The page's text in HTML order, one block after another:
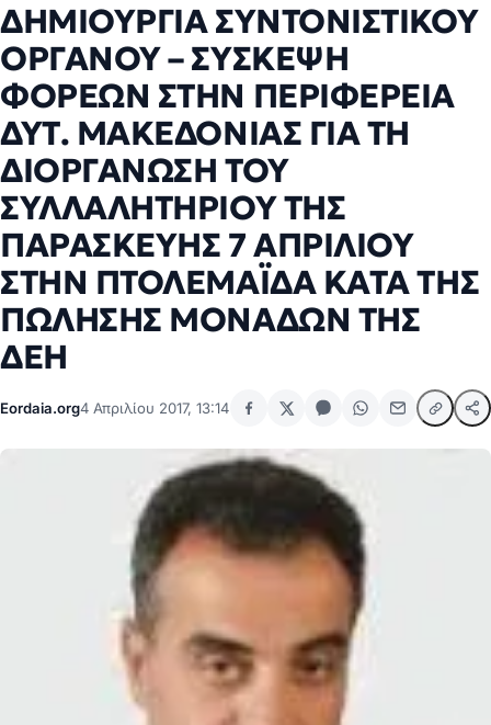
ΔΗΜΙΟΥΡΓΙΑ ΣΥΝΤΟΝΙΣΤΙΚΟΥ
ΟΡΓΑΝΟΥ – ΣΥΣΚΕΨΗ
ΦΟΡΕΩΝ ΣΤΗΝ ΠΕΡΙΦΕΡΕΙΑ
ΔΥΤ. ΜΑΚΕΔΟΝΙΑΣ ΓΙΑ ΤΗ
ΔΙΟΡΓΑΝΩΣΗ ΤΟΥ
ΣΥΛΛΑΛΗΤΗΡΙΟΥ ΤΗΣ
ΠΑΡΑΣΚΕΥΗΣ 7 ΑΠΡΙΛΙΟΥ
ΣΤΗΝ ΠΤΟΛΕΜΑΪΔΑ ΚΑΤΑ ΤΗΣ
ΠΩΛΗΣΗΣ ΜΟΝΑΔΩΝ ΤΗΣ
ΔΕΗ
Eordaia.org4 Απριλίου 2017, 13:14